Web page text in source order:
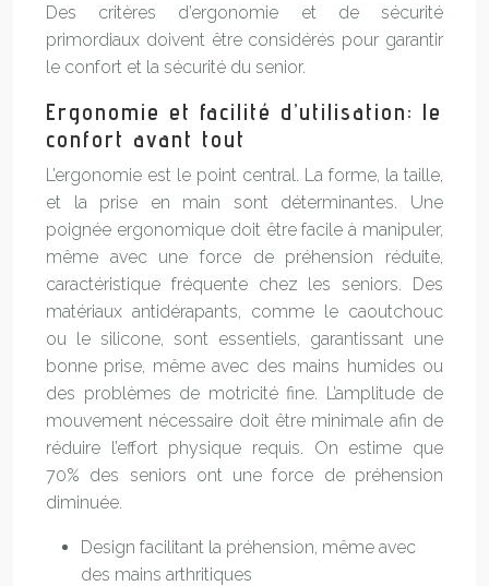
Des critères d’ergonomie et de sécurité
primordiaux doivent être considérés pour garantir
le confort et la sécurité du senior.
Ergonomie et facilité d’utilisation: le
confort avant tout
L’ergonomie est le point central. La forme, la taille,
et la prise en main sont déterminantes. Une
poignée ergonomique doit être facile à manipuler,
même avec une force de préhension réduite,
caractéristique fréquente chez les seniors. Des
matériaux antidérapants, comme le caoutchouc
ou le silicone, sont essentiels, garantissant une
bonne prise, même avec des mains humides ou
des problèmes de motricité fine. L’amplitude de
mouvement nécessaire doit être minimale afin de
réduire l’effort physique requis. On estime que
70% des seniors ont une force de préhension
diminuée.
Design facilitant la préhension, même avec
des mains arthritiques